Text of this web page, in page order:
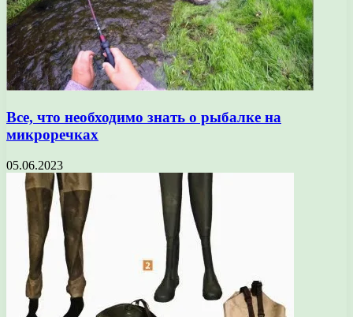
Все, что необходимо знать о рыбалке на
микроречках
05.06.2023